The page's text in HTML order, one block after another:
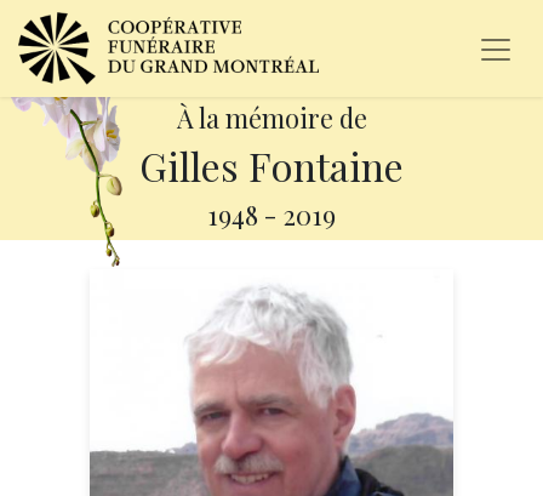
À la mémoire de
Gilles Fontaine
1948 - 2019